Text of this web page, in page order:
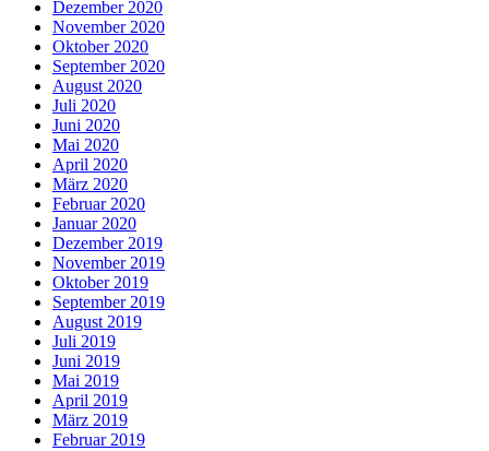
Dezember 2020
November 2020
Oktober 2020
September 2020
August 2020
Juli 2020
Juni 2020
Mai 2020
April 2020
März 2020
Februar 2020
Januar 2020
Dezember 2019
November 2019
Oktober 2019
September 2019
August 2019
Juli 2019
Juni 2019
Mai 2019
April 2019
März 2019
Februar 2019